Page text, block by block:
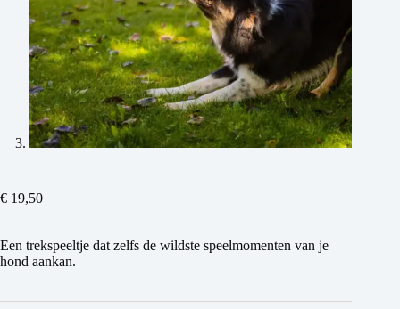
€ 19,50
Een trekspeeltje dat zelfs de wildste speelmomenten van je
hond aankan.